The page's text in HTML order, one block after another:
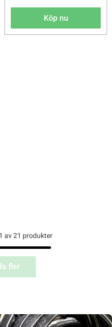
Köp nu
av 21 produkter
fler